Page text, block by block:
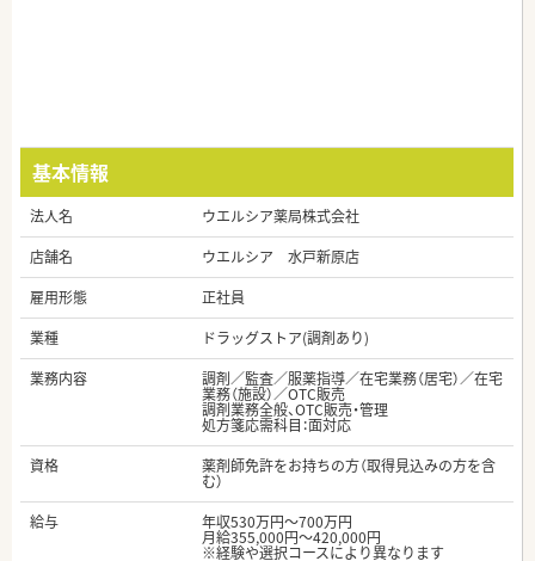
基本情報
法人名
ウエルシア薬局株式会社
店舗名
ウエルシア 水戸新原店
雇用形態
正社員
業種
ドラッグストア(調剤あり)
業務内容
調剤／監査／服薬指導／在宅業務（居宅）／在宅
業務（施設）／OTC販売
調剤業務全般、OTC販売・管理
処方箋応需科目：面対応
資格
薬剤師免許をお持ちの方（取得見込みの方を含
む）
給与
年収530万円～700万円
月給355,000円～420,000円
※経験や選択コースにより異なります